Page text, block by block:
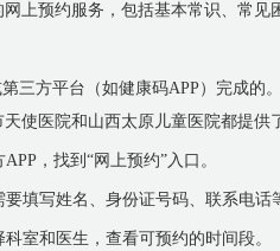
上预约服务，包括基本常识、常见
三方平台（如健康码APP）完成
使医院和山西太原儿童医院都提供
，找到“网上预约”入口。
填写姓名、身份证号码、联系电话
室和医生，查看可预约的时间段。